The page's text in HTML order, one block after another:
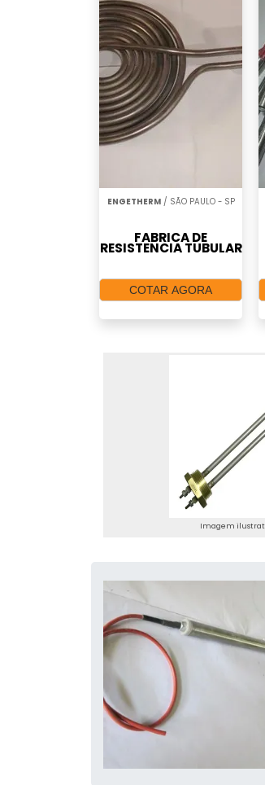
ENGETHERM/ SÃO PAULO - SP
FABRICA DE
RESISTENCIA TUBULAR
COTAR AGORA
Imagem